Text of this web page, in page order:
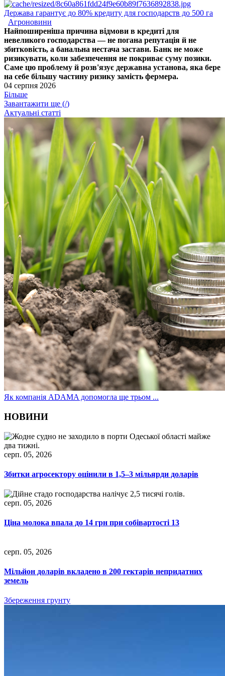
Держава гарантує до 80% кредиту для господарств до 500 га
Агроновини
Найпоширеніша причина відмови в кредиті для
невеликого господарства — не погана репутація й не
збитковість, а банальна нестача застави. Банк не може
ризикувати, коли забезпечення не покриває суму позики.
Саме цю проблему й розв'язує державна установа, яка бере
на себе більшу частину ризику замість фермера.
04 серпня 2026
Більше
Завантажити ще (/)
Актуальні статті
Як компанія ADAMA допомогла ще трьом ...
НОВИНИ
серп. 05, 2026
Збитки агросектору оцінили в 1,5–3 мільярди доларів
серп. 05, 2026
Ціна молока впала до 14 грн при собівартості 13
серп. 05, 2026
Мільйон доларів вкладено в 200 гектарів непридатних
земель
Збереження грунту